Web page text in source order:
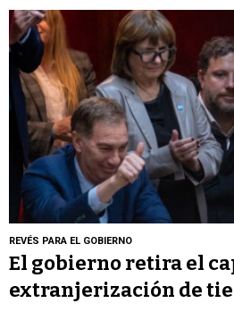
REVÉS PARA EL GOBIERNO
El gobierno retira el
extranjerización de